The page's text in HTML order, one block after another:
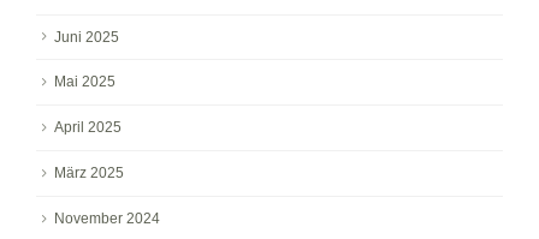
Juni 2025
Mai 2025
April 2025
März 2025
November 2024